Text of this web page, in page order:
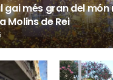
gai més gran del món
Molins de Rei